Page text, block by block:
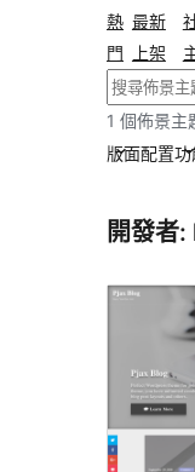
熱
門
最新
上架
搜
尋
1 個佈景主
版面配置功
開發者